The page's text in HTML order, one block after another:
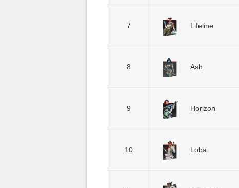
7 Lifeline
8 Ash
9 Horizon
10 Loba